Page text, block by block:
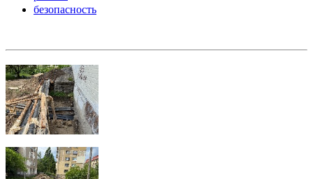
безопасность